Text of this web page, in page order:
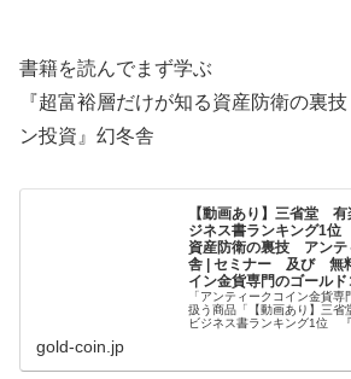
書籍を読んでまず学ぶ
『超富裕層だけが知る資産防衛の裏
ン投資』幻冬舎
【動画あり】三省堂
ジネス書ランキング1
資産防衛の裏技 アンテ
舎 | セミナー 及び 無
イン金貨専門のゴールド
「アンティークコイン金貨
扱う商品「【動画あり】三
ビジネス書ランキング1位 『
gold-coin.jp